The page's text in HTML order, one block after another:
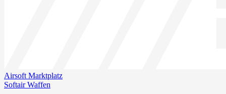
Airsoft Marktplatz
Softair Waffen